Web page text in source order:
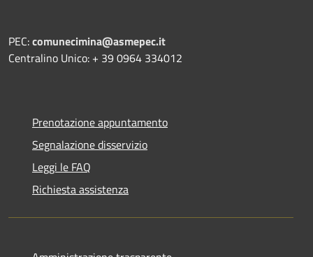
PEC:comunecimina@asmepec.it
Centralino Unico: + 39 0964 334012
Prenotazione appuntamento
Segnalazione disservizio
Leggi le FAQ
Richiesta assistenza